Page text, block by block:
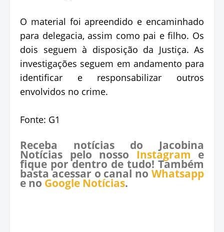
O material foi apreendido e encaminhado
para delegacia, assim como pai e filho. Os
dois seguem à disposição da Justiça. As
investigações seguem em andamento para
identificar e responsabilizar outros
envolvidos no crime.
Fonte: G1
Receba notícias do Jacobina
Notícias pelo nosso Instagram e
fique por dentro de tudo! Também
basta acessar o canal no Whatsapp
e no Google Notícias.